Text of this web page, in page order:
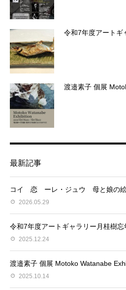
令和7年度アートギ
渡邉素子 個展
最新記事
コイ 恋 ーレ・ジュウ 母と娘の絵
2026.05.29
令和7年度アートギャラリー月桂樹忘
2025.12.24
渡邉素子 個展 Motoko Watanabe
2025.10.14